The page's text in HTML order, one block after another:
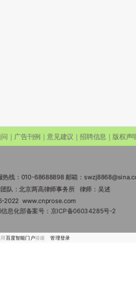
线：010-68688898 邮箱：
队：北京两高律师事务所 律师：吴述
2022www.cnprose.com
息化部备案号： 京ICP备06034285号-2
｜广告刊例｜意见建议｜招聘信息｜版权声
百度智能门户搭建 管理登录